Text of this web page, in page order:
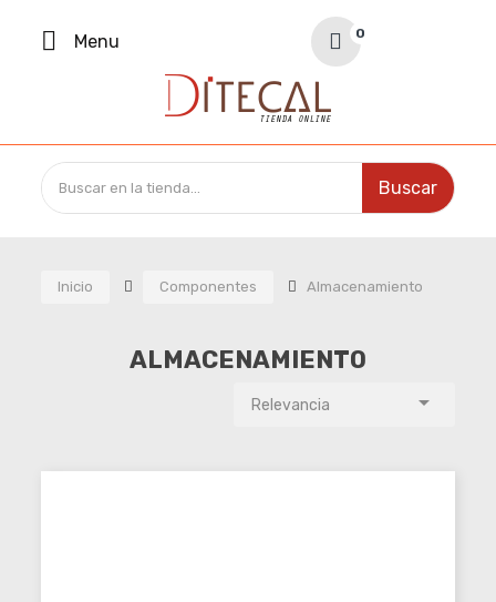
Menu 0
Buscar
Inicio Componentes Almacenamiento
ALMACENAMIENTO
Relevancia 